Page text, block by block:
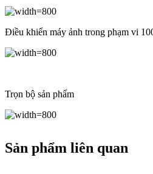
Điều khiển máy ảnh trong phạm vi
Trọn bộ sản phẩm
Sản phẩm liên quan